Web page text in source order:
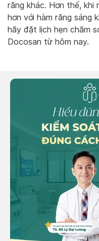
răng khác. Hơn thế,
hơn với hàm răng sáng
hãy đặt lịch hẹn chăm
Docosan từ hôm nay.